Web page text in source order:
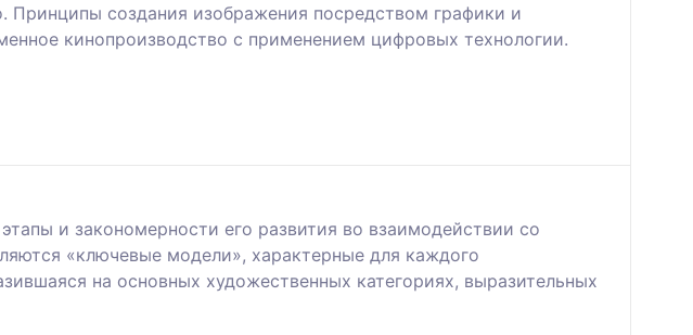
Принципы создания изображения посредством графики и
кинопроизводство с применением цифровых технологии.
и закономерности его развития во взаимодействии со
«ключевые модели», характерные для каждого
на основных художественных категориях, выразительных